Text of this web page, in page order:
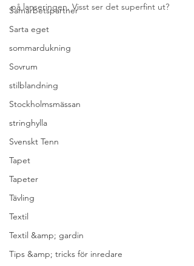
Samarbetspartner
Sarta eget
sommardukning
Sovrum
stilblandning
Stockholmsmässan
stringhylla
Svenskt Tenn
Tapet
Tapeter
Tävling
Textil
Textil &amp; gardin
Tips &amp; tricks för inredare
på lanseringen. Visst ser det superfint ut?